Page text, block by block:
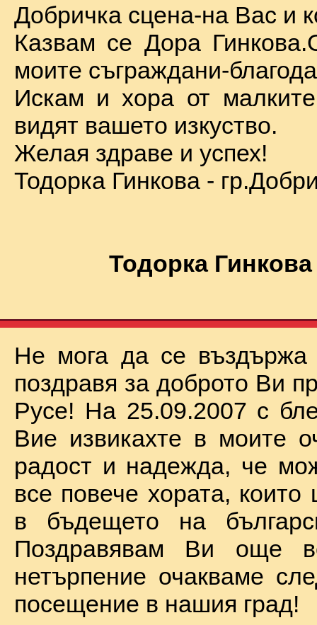
Добричка сцена-на Вас и
Казвам се Дора
моите съграждани-
Искам и хора от
видят вашето изкуство.
Желая здраве и успех!
Тодорка Гинкова -
Тодорка
Не мога да се
поздравя за доброто Ви
Русе! На 25.09.2007 с
Вие извикахте в моите
радост и надежда, че
все повече хората, които
в бъдещето на
Поздравявам Ви още
нетърпение очакваме
посещение в нашия град!